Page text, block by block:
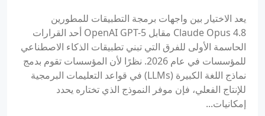
يعد الاختيار بين واجهات برمجة التطبيقات للمطورين
Claude Opus 4.8 مقابل OpenAI GPT-5 أحد القرارات
الحاسمة الأولى للفرق التي تبني تطبيقات الذكاء الاصطناعي
للمؤسسات في عام 2026. نظرًا لأن المؤسسات تقوم بدمج
نماذج اللغة الكبيرة (LLMs) في قواعد التعليمات البرمجية
للإنتاج الفعلي، فإن موفر النموذج الذي تختاره يحدد
إمكانيات...